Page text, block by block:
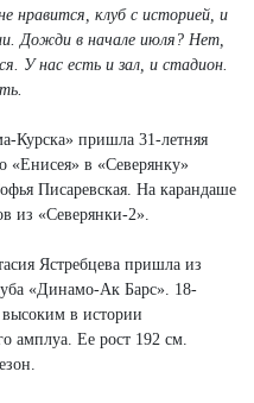
нравится, клуб с историей, и
Дожди в начале июля? Нет,
У нас есть и зал, и стадион.
Курска» пришла 31-летняя
«Енисея» в «Северянку»
Писаревская. На карандаше
из «Северянки-2».
Ястребцева пришла из
«Динамо-Ак Барс». 18-
высоким в истории
амплуа. Ее рост 192 см.